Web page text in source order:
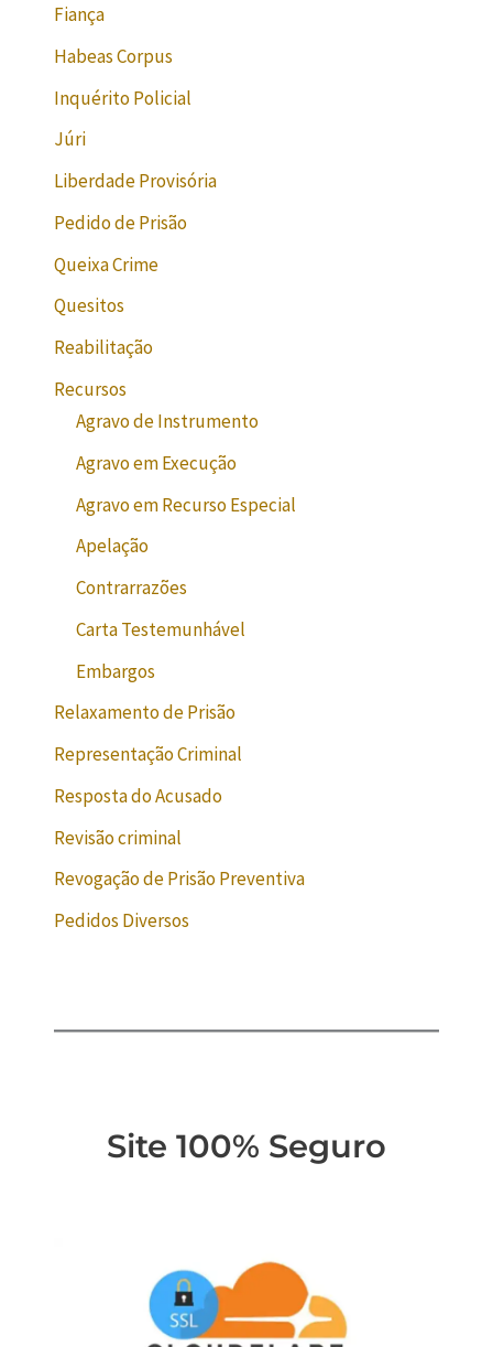
Fiança
Habeas Corpus
Inquérito Policial
Júri
Liberdade Provisória
Pedido de Prisão
Queixa Crime
Quesitos
Reabilitação
Recursos
Agravo de Instrumento
Agravo em Execução
Agravo em Recurso Especial
Apelação
Contrarrazões
Carta Testemunhável
Embargos
Relaxamento de Prisão
Representação Criminal
Resposta do Acusado
Revisão criminal
Revogação de Prisão Preventiva
Pedidos Diversos
Site 100% Seguro